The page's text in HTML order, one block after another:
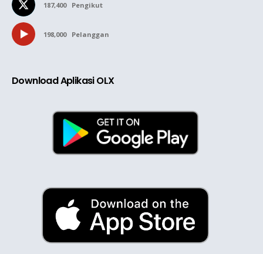
187,400 Pengikut
198,000 Pelanggan
Download Aplikasi OLX